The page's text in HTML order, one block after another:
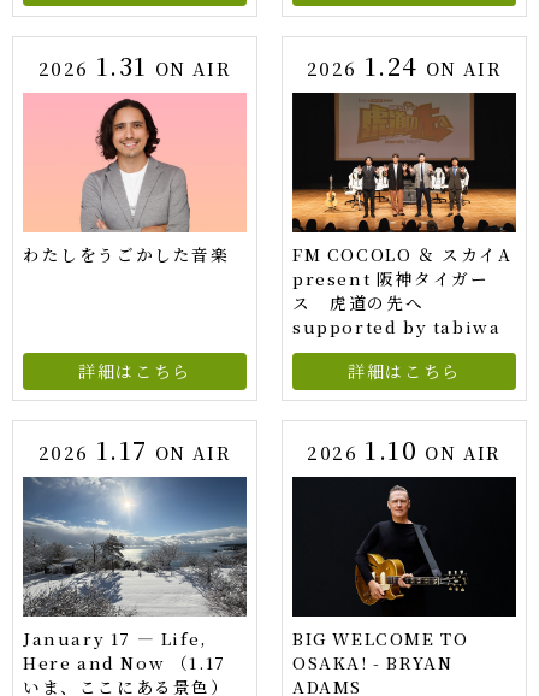
2026 1.31 ON AIR
わたしをうごかした音楽
詳細はこちら
2026 1.24 ON AIR
FM COCOLO ＆ スカイA
present 阪神タイガー
ス 虎道の先へ
supported by tabiwa
詳細はこちら
2026 1.17 ON AIR
January 17 — Life,
Here and Now （1.17
いま、ここにある景色）
2026 1.10 ON AIR
BIG WELCOME TO
OSAKA! - BRYAN
ADAMS